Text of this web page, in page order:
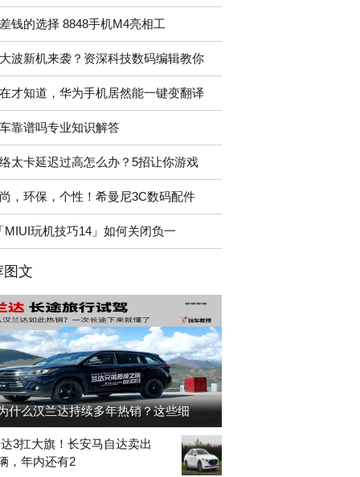
钱的选择 8848手机M4亮相工
波新机来袭？资深科技数码编辑教你
才知道，华为手机居然能一键变翻译
靠谱吗专业知识解答
太卡延迟过高怎么办？5招让你游戏
，环保，个性！希曼尼3C数码配件
MIUI玩机技巧14」如何关闭负一
图文
什么汉兰达持续多年热销？这些细
3扛大旗！长安马自达卖出
，年内还有2